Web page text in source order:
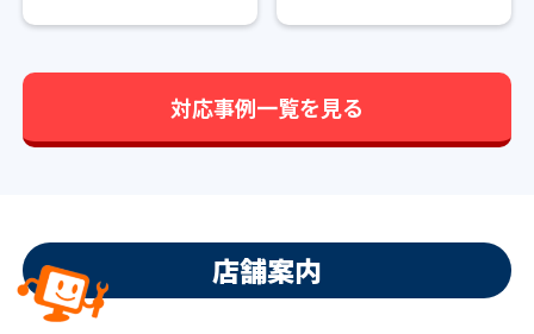
対応事例一覧を見る
店舗案内